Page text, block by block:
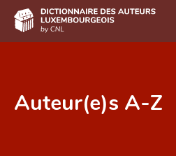
Auteur(e)s A-Z